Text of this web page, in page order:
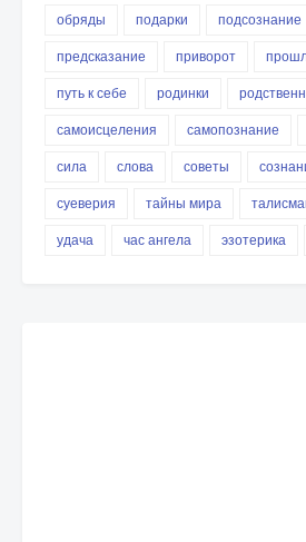
обряды
подарки подсознание
предсказание
приворот
путь к себе
родинки
самоисцеления
самопознание
сила
слова советы
суеверия
тайны мира
удача
час ангела эзотерика